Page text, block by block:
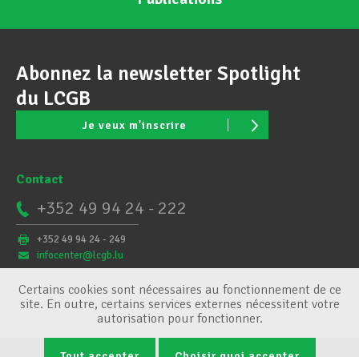
Abonnez la newsletter Spotlight
du LCGB
Je veux m'inscrire
Contact
+352 49 94 24 - 222
+352 49 94 24 - 249
infocenter@lcgb.lu
Certains cookies sont nécessaires au fonctionnement de ce
site. En outre, certains services externes nécessitent votre
autorisation pour fonctionner.